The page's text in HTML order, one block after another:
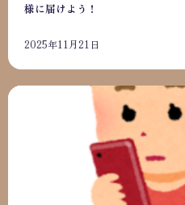
様に届けよう！
2025年11月21日
子どもの自己肯定感を育てる4